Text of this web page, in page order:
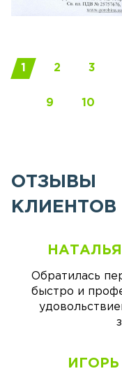
1 2 3
9 10
ОТЗЫВЫ
КЛИЕНТОВ
Обратилась
быстро и